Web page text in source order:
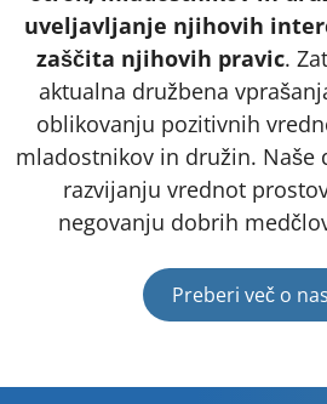
uveljavljanje njihovih
zaščita njihovih pravic.
aktualna družbena
oblikovanju pozitivnih
mladostnikov in družin. Naše
razvijanju vrednot
negovanju dobrih
Preberi več o nas